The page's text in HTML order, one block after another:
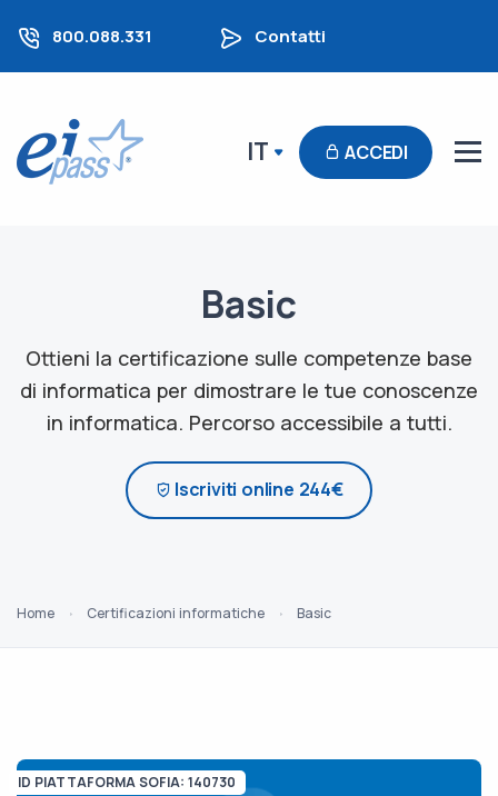
800.088.331 Contatti
IT ACCEDI
Basic
Ottieni la certificazione sulle competenze base
di informatica per dimostrare le tue conoscenze
in informatica. Percorso accessibile a tutti.
Iscriviti online 244€
Home Certificazioni informatiche Basic
ID PIATTAFORMA SOFIA: 140730